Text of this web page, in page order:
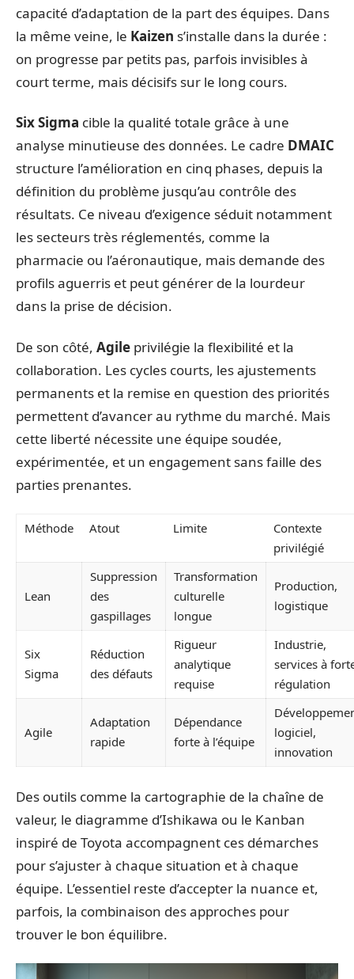
capacité d’adaptation de la part des équipes. Dans
la même veine, le Kaizen s’installe dans la durée :
on progresse par petits pas, parfois invisibles à
court terme, mais décisifs sur le long cours.
Six Sigma cible la qualité totale grâce à une
analyse minutieuse des données. Le cadre DMAIC
structure l’amélioration en cinq phases, depuis la
définition du problème jusqu’au contrôle des
résultats. Ce niveau d’exigence séduit notamment
les secteurs très réglementés, comme la
pharmacie ou l’aéronautique, mais demande des
profils aguerris et peut générer de la lourdeur
dans la prise de décision.
De son côté, Agile privilégie la flexibilité et la
collaboration. Les cycles courts, les ajustements
permanents et la remise en question des priorités
permettent d’avancer au rythme du marché. Mais
cette liberté nécessite une équipe soudée,
expérimentée, et un engagement sans faille des
parties prenantes.
Méthode Atout Limite
Contexte
privilégié
Lean
Suppression
des
gaspillages
Transformation
culturelle
longue
Production,
logistique
Six
Sigma
Réduction
des défauts
Rigueur
analytique
requise
Industrie,
services à
régulation
Agile
Adaptation
rapide
Dépendance
forte à l’équipe
logiciel,
innovation
Des outils comme la cartographie de la chaîne de
valeur, le diagramme d’Ishikawa ou le Kanban
inspiré de Toyota accompagnent ces démarches
pour s’ajuster à chaque situation et à chaque
équipe. L’essentiel reste d’accepter la nuance et,
parfois, la combinaison des approches pour
trouver le bon équilibre.